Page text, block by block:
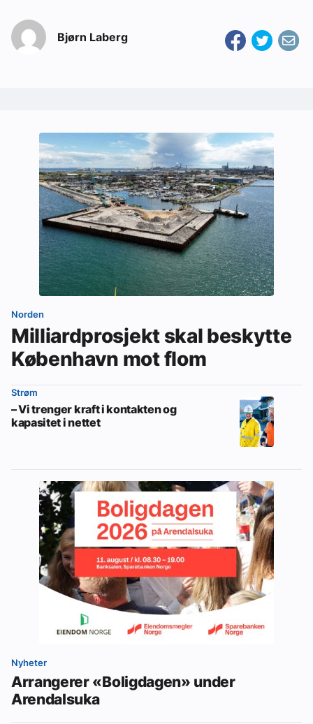
Bjørn Laberg
Norden
Milliardprosjekt skal beskytte
København mot flom
Strøm
– Vi trenger kraft i kontakten og
kapasitet i nettet
Nyheter
Arrangerer «Boligdagen» under
Arendalsuka